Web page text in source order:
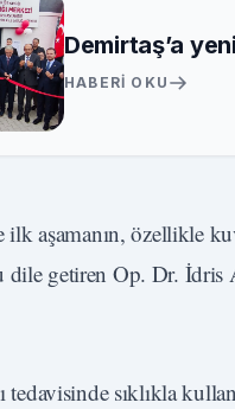
Demirtaş’a
HABERI OKU
ilk aşamanın, özellikle
getiren Op. Dr. İdris
tedavisinde sıklıkla